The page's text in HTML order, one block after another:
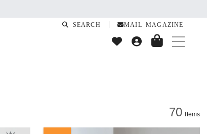
SEARCH MAIL MAGAZINE
70 Items